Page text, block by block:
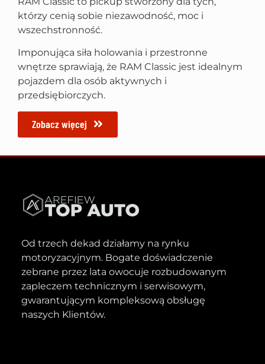
którzy cenią sobie niezawodność, moc i
wszechstronność.
Imponująca siła holowania i przestronne
wnętrze sprawiają, że RAM Classic jest idealnym
pojazdem dla osób aktywnych i
przedsiębiorczych.
Zobacz więcej
Od trzech dekad działamy na rynku
motoryzacyjnym. Bogate doświadczenie
zebrane przez lata owocuje rozbudowanym
zapleczem technicznym i serwisowym,
gwarantującym kompleksową obsługę
naszych Klientów.